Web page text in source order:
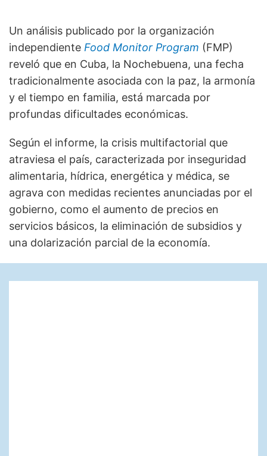
Un análisis publicado por la organización
independiente Food Monitor Program (FMP)
reveló que en Cuba, la Nochebuena, una fecha
tradicionalmente asociada con la paz, la armonía
y el tiempo en familia, está marcada por
profundas dificultades económicas.
Según el informe, la crisis multifactorial que
atraviesa el país, caracterizada por inseguridad
alimentaria, hídrica, energética y médica, se
agrava con medidas recientes anunciadas por el
gobierno, como el aumento de precios en
servicios básicos, la eliminación de subsidios y
una dolarización parcial de la economía.